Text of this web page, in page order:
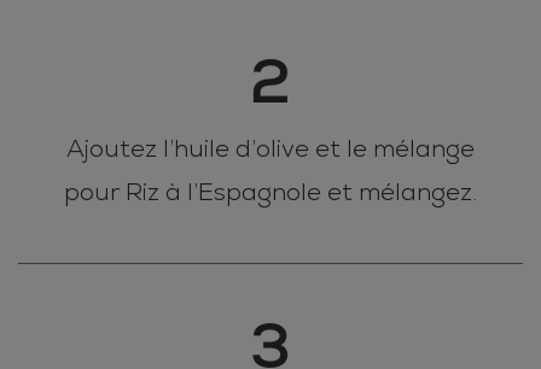
2
Ajoutez l’huile d’olive et le mélange
pour Riz à l’Espagnole et mélangez.
3